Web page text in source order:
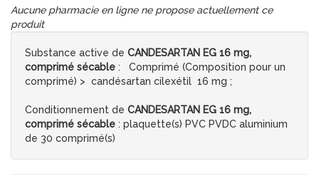
Aucune pharmacie en ligne ne propose actuellement ce
produit
Substance active de CANDESARTAN EG 16 mg,
comprimé sécable : Comprimé (Composition pour un
comprimé) > candésartan cilexétil 16 mg ;
Conditionnement de CANDESARTAN EG 16 mg,
comprimé sécable : plaquette(s) PVC PVDC aluminium
de 30 comprimé(s)